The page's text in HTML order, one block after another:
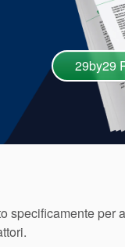
29by29
specificamente per